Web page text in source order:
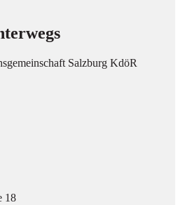
Salzburg KdöR
18